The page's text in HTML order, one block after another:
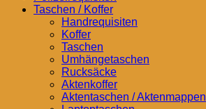
Taschen / Koffer
Handrequisiten
Koffer
Taschen
Umhängetaschen
Rucksäcke
Aktenkoffer
Aktentaschen / Aktenmappen